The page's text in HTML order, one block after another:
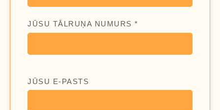
JŪSU TĀLRUŅA NUMURS *
JŪSU E-PASTS